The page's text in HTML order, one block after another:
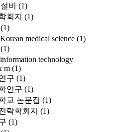
비
(1)
회지 (1)
(1)
medical science (1)
(1)
technology
m (1)
구 (1)
연구 (1)
교 논문집 (1)
략학회지 (1)
(1)